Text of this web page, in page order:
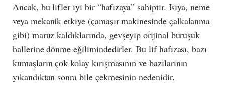
Ancak, bu lifler iyi bir “hafızaya” sahiptir. Isıya, neme
veya mekanik etkiye (çamaşır makinesinde çalkalanma
gibi) maruz kaldıklarında, gevşeyip orijinal buruşuk
hallerine dönme eğilimindedirler. Bu lif hafızası, bazı
kumaşların çok kolay kırışmasının ve bazılarının
yıkandıktan sonra bile çekmesinin nedenidir.